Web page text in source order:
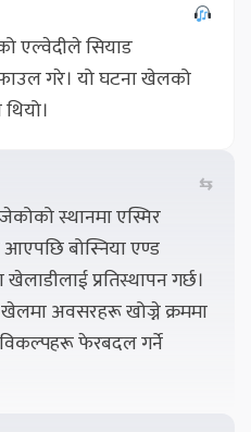
एल्वेदीले सियाड
गरे। यो घटना खेलको
⇆
स्थानमा एस्मिर
आएपछि बोस्निया एण्ड
प्रतिस्थापन गर्छ।
खेलमा अवसरहरू खोज्ने क्रममा
फेरबदल गर्ने